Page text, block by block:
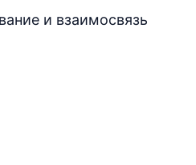
и взаимосвязь